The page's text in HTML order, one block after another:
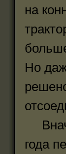
на
Но
года